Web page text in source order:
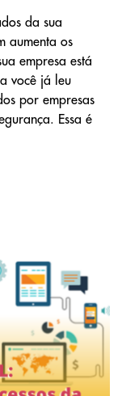
da sua
aumenta os
empresa está
você já leu
por empresas
Essa é